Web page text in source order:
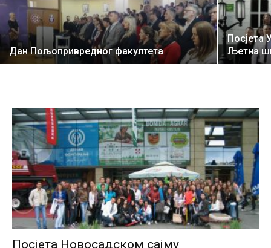
Дан Пољопривредног факултета
Посјета
Љетна
Посјета Новосадском сајму